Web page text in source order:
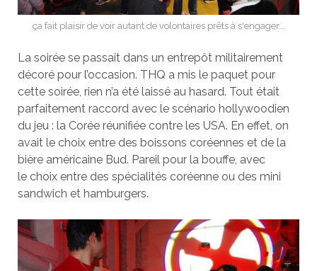
ça fait plaisir de voir autant de volontaires prêts à s'engager...
La soirée se passait dans un entrepôt militairement
décoré pour l’occasion. THQ a mis le paquet pour
cette soirée, rien n’a été laissé au hasard. Tout était
parfaitement raccord avec le scénario hollywoodien
du jeu : la Corée réunifiée contre les USA. En effet, on
avait le choix entre des boissons coréennes et de la
bière américaine Bud. Pareil pour la bouffe, avec
le choix entre des spécialités coréenne ou des mini
sandwich et hamburgers.